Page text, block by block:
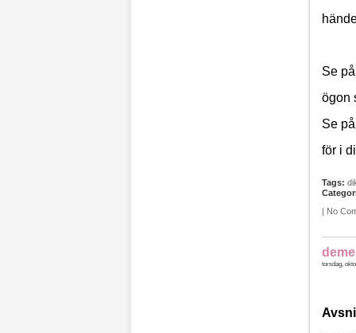
Se
ögon
Se
för i
Tags:
| No
torsdag,